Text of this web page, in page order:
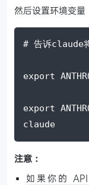
然后设置环境变量
# 告诉claude
export
export
claude
注意：
如果你的